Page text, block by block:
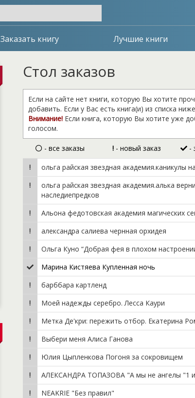
Заказать книгу Лучшие книги
Стол заказов
Если на сайте нет книги, которую Вы хотите
добавить. Если у Вас есть книга(и) из списка
Внимание!Если книга, которую Вы хотите уже
голосом.
- все заказы ! - новый заказ -
ольга райская звездная академия.каникулы
ольга райская звездная академия.алька
наследиепредков
Альона федотовская академия магических
александра салиева чернная орхидея
Ольга Куно “Добрая фея в плохом
Марина Кистяева Купленная ночь
барббара картленд
Моей надежды серебро. Лесса Каури
Метка Де'кри: пережить отбор. Екатерина
Выбери меня Алиса Ганова
Юлия Цыпленкова Погоня за сокровищем
АЛЕКСАНДРА ТОПАЗОВА "А мы не ангелы "1
NEAKRIE "Без правил"